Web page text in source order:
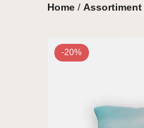
Home /Assortiment
-20%